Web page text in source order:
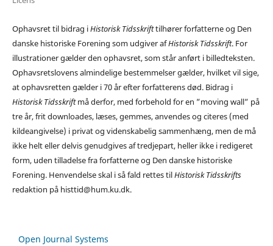
Ophavsret til bidrag iHistorisk Tidsskrifttilhører forfatterne og Den
danske historiske Forening som udgiver afHistorisk Tidsskrift. For
illustrationer gælder den ophavsret, som står anført i billedteksten.
Ophavsretslovens almindelige bestemmelser gælder, hvilket vil sige,
at ophavsretten gælder i 70 år efter forfatterens død. Bidrag i
Historisk Tidsskriftmå derfor, med forbehold for en ”moving wall” på
tre år, frit downloades, læses, gemmes, anvendes og citeres (med
kildeangivelse) i privat og videnskabelig sammenhæng, men de må
ikke helt eller delvis genudgives af tredjepart, heller ikke i redigeret
form, uden tilladelse fra forfatterne og Den danske historiske
Forening. Henvendelse skal i så fald rettes tilHistorisk Tidsskrifts
redaktion på histtid@hum.ku.dk.
Open Journal Systems